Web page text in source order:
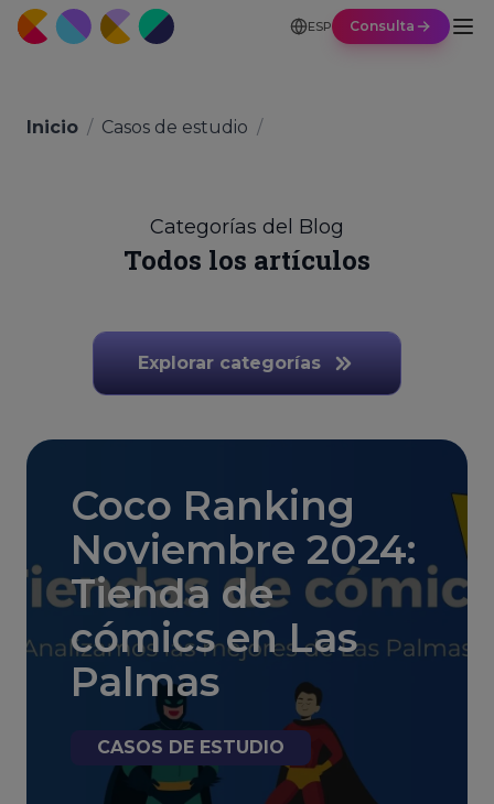
ESP Consulta
Inicio / Casos de estudio /
Categorías del Blog
Todos los artículos
Explorar categorías
Coco Ranking
Noviembre 2024:
Tienda de
cómics en Las
Palmas
CASOS DE ESTUDIO